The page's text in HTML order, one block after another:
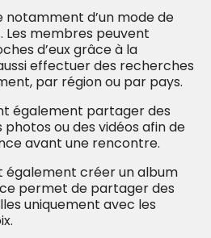
notamment d’un mode de
membres peuvent
d’eux grâce à la
effectuer des recherches
par région ou par pays.
également partager des
photos ou des vidéos afin de
avant une rencontre.
également créer un album
permet de partager des
uniquement avec les